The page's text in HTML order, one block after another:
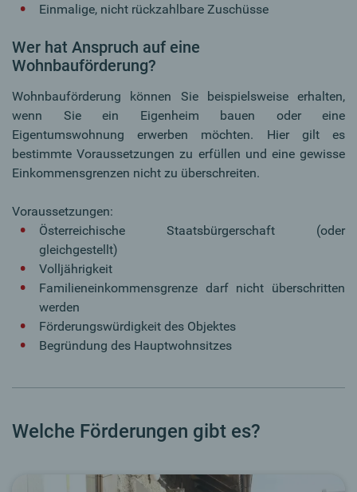
Einmalige, nicht rückzahlbare Zuschüsse
Wer hat Anspruch auf eine
Wohnbauförderung?
Wohnbauförderung können Sie beispielsweise erhalten,
wenn Sie ein Eigenheim bauen oder eine
Eigentumswohnung erwerben möchten. Hier gilt es
bestimmte Voraussetzungen zu erfüllen und eine gewisse
Einkommensgrenzen nicht zu überschreiten.
Voraussetzungen:
Österreichische Staatsbürgerschaft (oder
gleichgestellt)
Volljährigkeit
Familieneinkommensgrenze darf nicht überschritten
werden
Förderungswürdigkeit des Objektes
Begründung des Hauptwohnsitzes
Welche Förderungen gibt es?